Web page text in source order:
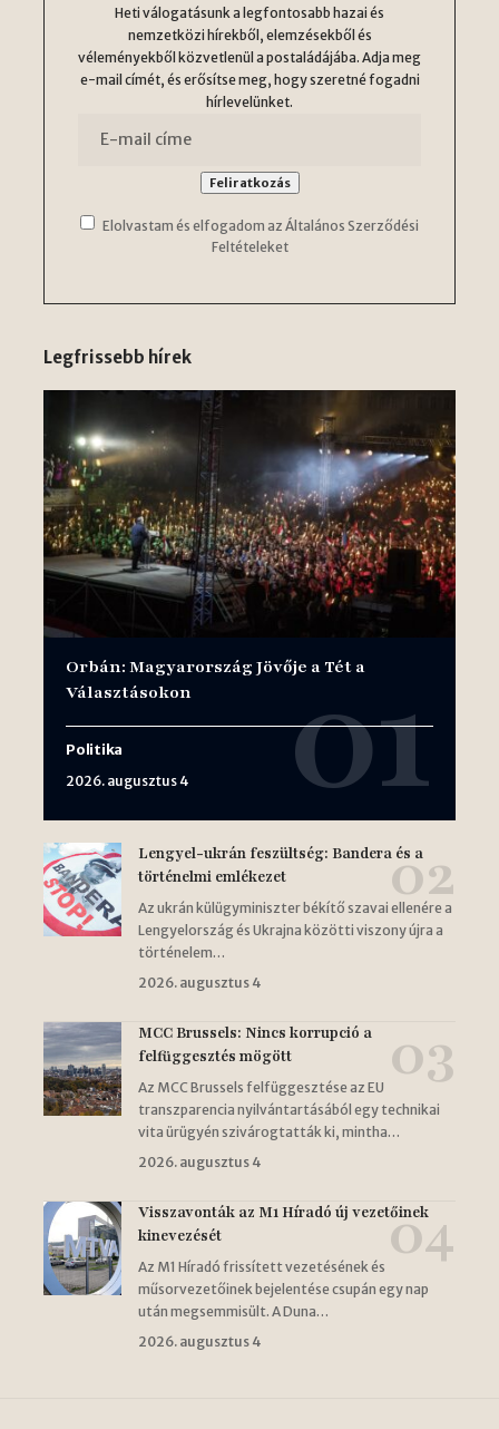
Heti válogatásunk a legfontosabb hazai és
nemzetközi hírekből, elemzésekből és
véleményekből közvetlenül a postaládájába. Adja meg
e-mail címét, és erősítse meg, hogy szeretné fogadni
hírlevelünket.
Elolvastam és elfogadom az Általános Szerződési
Feltételeket
Legfrissebb hírek
Orbán: Magyarország Jövője a Tét a
Választásokon
Politika
2026. augusztus 4
Lengyel-ukrán feszültség: Bandera és a
történelmi emlékezet
Az ukrán külügyminiszter békítő szavai ellenére a
Lengyelország és Ukrajna közötti viszony újra a
történelem…
2026. augusztus 4
MCC Brussels: Nincs korrupció a
felfüggesztés mögött
Az MCC Brussels felfüggesztése az EU
transzparencia nyilvántartásából egy technikai
vita ürügyén szivárogtatták ki, mintha…
2026. augusztus 4
Visszavonták az M1 Híradó új vezetőinek
kinevezését
Az M1 Híradó frissített vezetésének és
műsorvezetőinek bejelentése csupán egy nap
után megsemmisült. A Duna…
2026. augusztus 4